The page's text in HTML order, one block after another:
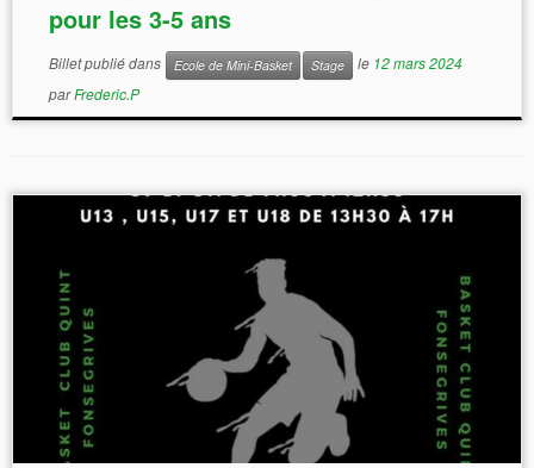
pour les 3-5 ans
Billet publié dans Ecole de Mini-Basket Stage le 12 mars 2024
parFrederic.P